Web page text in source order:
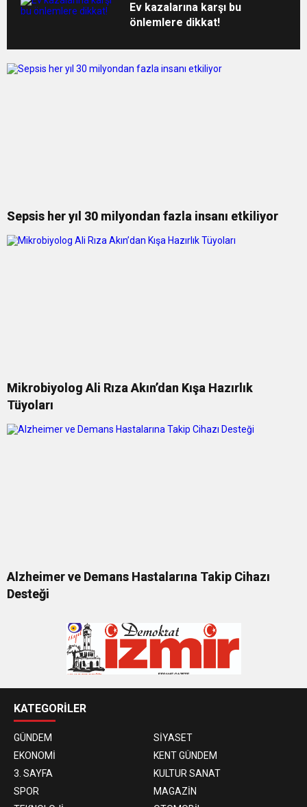
Ev kazalarına karşı bu
önlemlere dikkat!
Sepsis her yıl 30 milyondan fazla insanı etkiliyor
Mikrobiyolog Ali Rıza Akın’dan Kışa Hazırlık
Tüyoları
Alzheimer ve Demans Hastalarına Takip Cihazı
Desteği
KATEGORİLER
GÜNDEM
SİYASET
EKONOMİ
KENT GÜNDEM
3. SAYFA
KULTUR SANAT
SPOR
MAGAZİN